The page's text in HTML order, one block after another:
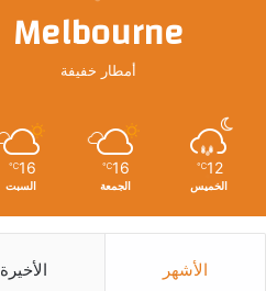
Melbourne
أمطار خفيفة
12
℃
الخميس
16
℃
الجمعة
16
℃
السبت
الأشهر الأخيرة